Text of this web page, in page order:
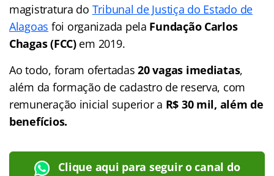
magistratura do Tribunal de Justiça do Estado de
Alagoas foi organizada pela Fundação Carlos
Chagas (FCC)em 2019.
Ao todo, foram ofertadas20 vagas imediatas,
além da formação de cadastro de reserva, com
remuneração inicial superior a R$ 30 mil, além de
benefícios.
Clique aqui para seguir o canal do